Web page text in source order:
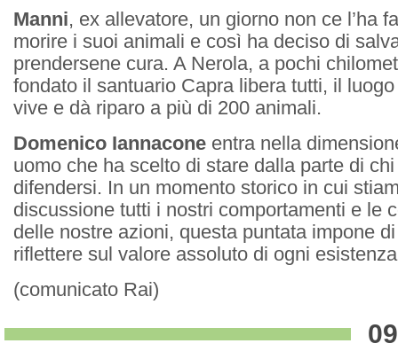
Manni, ex allevatore, un giorno non ce l’ha
morire i suoi animali e così ha deciso di
prendersene cura. A Nerola, a pochi
fondato il santuario Capra libera tutti, il
vive e dà riparo a più di 200 animali.
Domenico Iannacone entra nella
uomo che ha scelto di stare dalla parte di
difendersi. In un momento storico in cui
discussione tutti i nostri comportamenti e le
delle nostre azioni, questa puntata impone
riflettere sul valore assoluto di ogni
(comunicato Rai)